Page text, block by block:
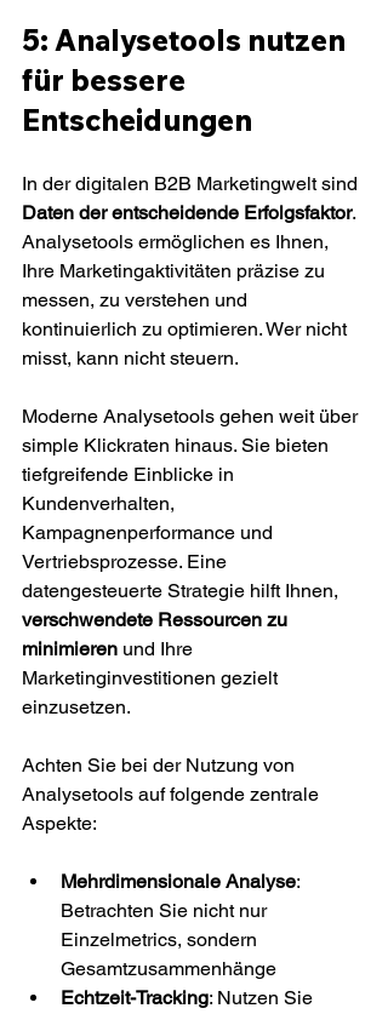
5: Analysetools nutzen
für bessere
Entscheidungen
In der digitalen B2B Marketingwelt sind
Daten der entscheidende Erfolgsfaktor.
Analysetools ermöglichen es Ihnen,
Ihre Marketingaktivitäten präzise zu
messen, zu verstehen und
kontinuierlich zu optimieren. Wer nicht
misst, kann nicht steuern.
Moderne Analysetools gehen weit über
simple Klickraten hinaus. Sie bieten
tiefgreifende Einblicke in
Kundenverhalten,
Kampagnenperformance und
Vertriebsprozesse. Eine
datengesteuerte Strategie hilft Ihnen,
verschwendete Ressourcen zu
minimieren und Ihre
Marketinginvestitionen gezielt
einzusetzen.
Achten Sie bei der Nutzung von
Analysetools auf folgende zentrale
Aspekte:
Mehrdimensionale Analyse:
Betrachten Sie nicht nur
Einzelmetrics, sondern
Gesamtzusammenhänge
Echtzeit-Tracking: Nutzen Sie